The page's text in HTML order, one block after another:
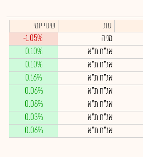
סוג
שינוי יומי
מניה
-1.05%
אג"ח ת"א
0.10%
אג"ח ת"א
0.10%
אג"ח ת"א
0.16%
אג"ח ת"א
0.06%
אג"ח ת"א
0.08%
אג"ח ת"א
0.03%
אג"ח ת"א 0.06%